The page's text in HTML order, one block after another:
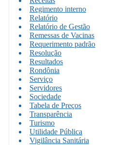
Regimento interno
Relatório
Relatório de Gestão
Remessas de Vacinas
Requerimento padrão
Resolução
Resultados
Rondônia
Serviço
Servidores
Sociedade
Tabela de Preços
Transparência
Turismo
Utilidade Pública
Vigilância Sanitária